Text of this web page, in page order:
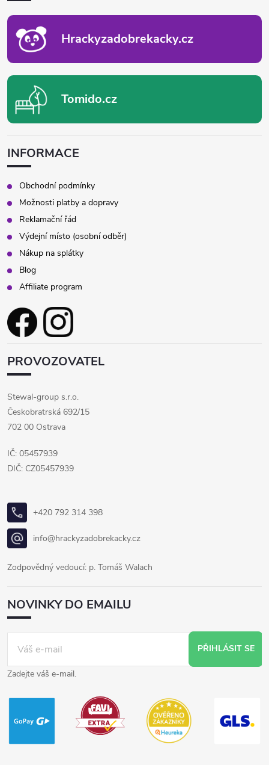
Hrackyzadobrekacky.cz
Tomido.cz
INFORMACE
Obchodní podmínky
Možnosti platby a dopravy
Reklamační řád
Výdejní místo (osobní odběr)
Nákup na splátky
Blog
Affiliate program
PROVOZOVATEL
Stewal-group s.r.o.
Českobratrská 692/15
702 00 Ostrava
IČ: 05457939
DIČ: CZ05457939
+420 792 314 398
info@hrackyzadobrekacky.cz
Zodpovědný vedoucí: p. Tomáš Walach
NOVINKY DO EMAILU
PŘIHLÁSIT SE
Zadejte váš e-mail.